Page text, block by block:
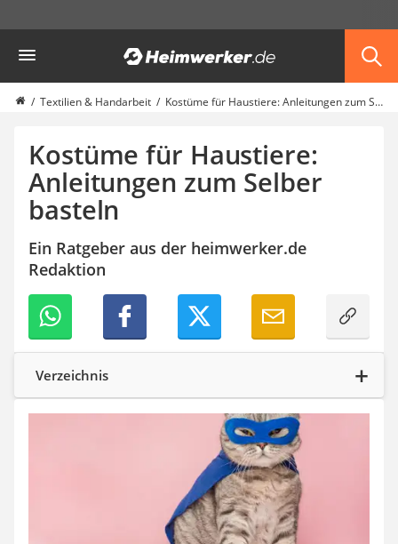
Haushalt & Freizeit
Diascanner
Walkie-Talkie Kinder
Gusseisen Bräter
Induktionskochfeld
Tischgeschirrspüler
Elektronische Dartscheibe
Wildkamera
Wischmopp
Trinkflasche
Thermokanne
Elektrische Pfeffermühle
Waschsauger
Geflügelschere
Textilien & Handarbeit Kostüme für Haustiere: Anleitungen zum Selber basteln
Kostüme für Haustiere:
Anleitungen zum Selber
basteln
Ein Ratgeber aus der heimwerker.de
Redaktion
Verzeichnis